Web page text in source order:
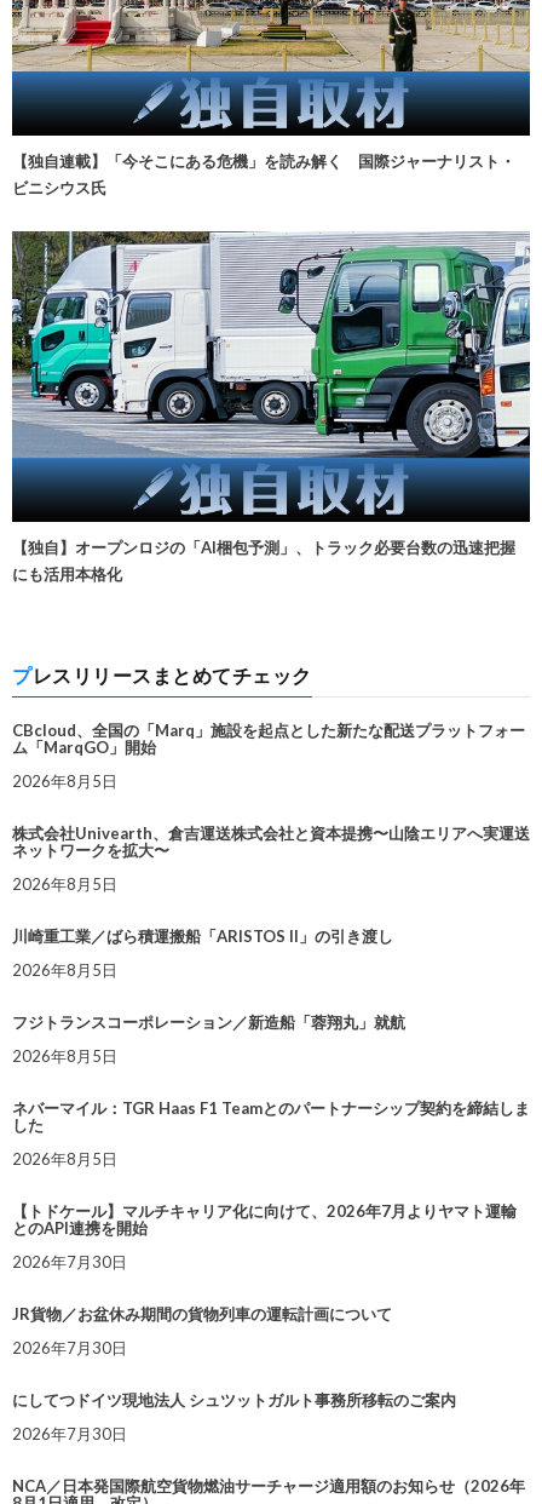
【独自連載】「今そこにある危機」を読み解く 国際ジャーナリスト・
ビニシウス氏
【独自】オープンロジの「AI梱包予測」、トラック必要台数の迅速把握
にも活用本格化
プレスリリースまとめてチェック
CBcloud、全国の「Marq」施設を起点とした新たな配送プラットフォー
ム「MarqGO」開始
2026年8月5日
株式会社Univearth、倉吉運送株式会社と資本提携〜山陰エリアへ実運送
ネットワークを拡大〜
2026年8月5日
川崎重工業／ばら積運搬船「ARISTOS II」の引き渡し
2026年8月5日
フジトランスコーポレーション／新造船「蓉翔丸」就航
2026年8月5日
ネバーマイル：TGR Haas F1 Teamとのパートナーシップ契約を締結しま
した
2026年8月5日
【トドケール】マルチキャリア化に向けて、2026年7月よりヤマト運輸
とのAPI連携を開始
2026年7月30日
JR貨物／お盆休み期間の貨物列車の運転計画について
2026年7月30日
にしてつドイツ現地法人 シュツットガルト事務所移転のご案内
2026年7月30日
NCA／日本発国際航空貨物燃油サーチャージ適用額のお知らせ（2026年